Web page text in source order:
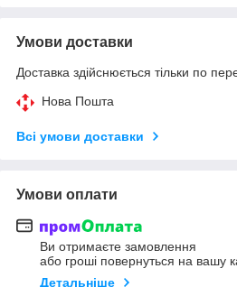
Умови доставки
Доставка здійснюється тільки по
Нова Пошта
Всі умови доставки
Умови оплати
Ви отримаєте замовлення
або гроші повернуться на вашу
Детальніше